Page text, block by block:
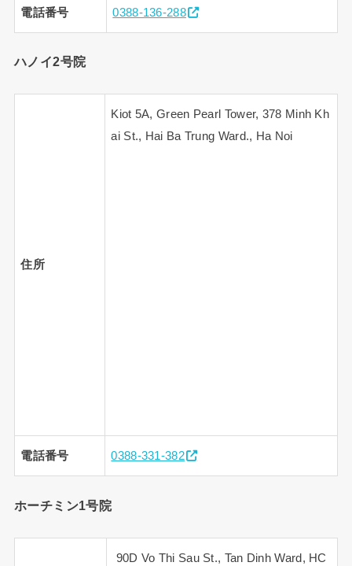
電話番号 0388-136-288
ハノイ2号院
住所
Kiot 5A, Green Pearl Tower, 378 Minh Kh
ai St., Hai Ba Trung Ward., Ha Noi
電話番号 0388-331-382
ホーチミン1号院
90D Vo Thi Sau St., Tan Dinh Ward, HC